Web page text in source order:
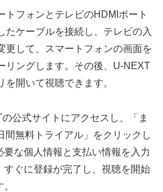
トフォンとテレビのHDMIポート
たケーブルを接続し、テレビの入
更して、スマートフォンの画面を
リングします。その後、U-NEXT
を開いて視聴できます。
公式サイトにアクセスし、「ま
間無料トライアル」をクリックし
要な個人情報と支払い情報を入力
すぐに登録が完了し、視聴を開始